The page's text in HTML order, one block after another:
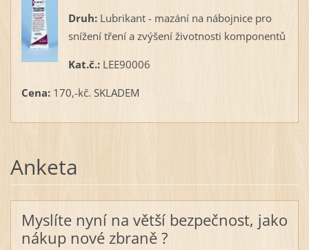
Druh:Lubrikant - mazání na nábojnice pro
snížení tření a zvýšení životnosti komponentů
Kat.č.: LEE90006
Cena: 170,-kč. SKLADEM
Anketa
Myslíte nyní na větší bezpečnost, jako
nákup nové zbraně ?